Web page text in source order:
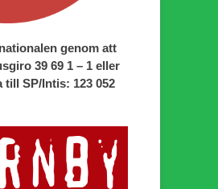
genom att
39 69 1 – 1 eller
SP/Intis: 123 052